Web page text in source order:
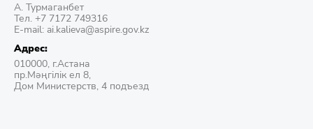
А. Турмаганбет
Тел. +7 7172 749316
E-mail: ai.kalieva@aspire.gov.kz
Адрес:
010000, г.Астана
пр.Мәңгілік ел 8,
Дом Министерств, 4 подъезд